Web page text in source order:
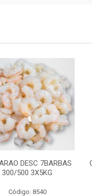
DESC 7BARBAS
300/500 3X5KG
Código: 8540